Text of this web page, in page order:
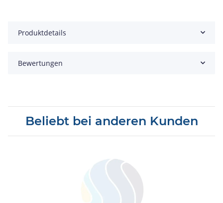
Produktdetails
Bewertungen
Beliebt bei anderen Kunden